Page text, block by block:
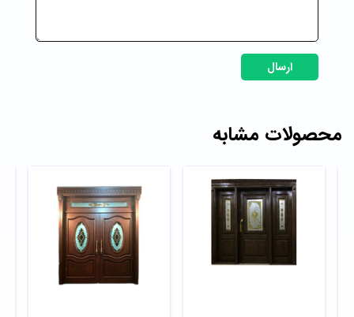
ارسال
محصولات مشابه